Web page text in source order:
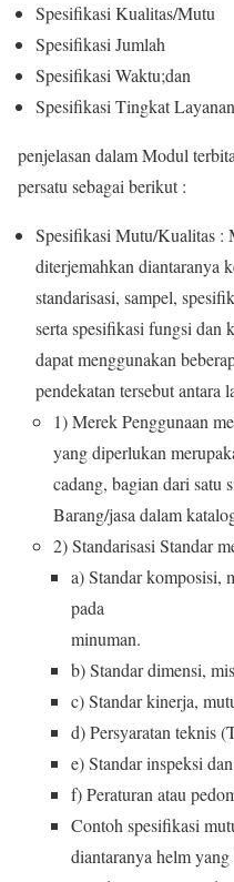
Spesifikasi Kualitas/Mutu
Spesifikasi Jumlah
Spesifikasi Waktu;dan
Spesifikasi Tingkat Layanan
penjelasan dalam Modul
persatu sebagai berikut :
Spesifikasi Mutu/Kualitas :
diterjemahkan diantaranya
standarisasi, sampel,
serta spesifikasi fungsi
dapat menggunakan
pendekatan tersebut antara
1) Merek Penggunaan
yang diperlukan
cadang, bagian dari satu
Barang/jasa dalam
2) Standarisasi Standar
a) Standar komposisi,
pada
minuman.
b) Standar dimensi,
c) Standar kinerja,
d) Persyaratan teknis
e) Standar inspeksi
f) Peraturan atau
Contoh spesifikasi
diantaranya helm